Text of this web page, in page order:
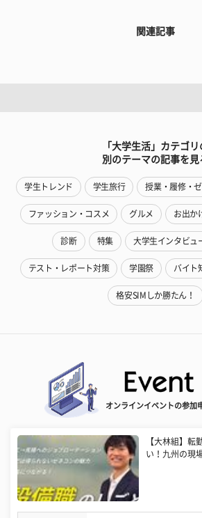
関連記事
「大学生活」カテゴリ
別のテーマの記事を見
学生トレンド 学生旅行 授業・履修・
ファッション・コスメ グルメ お出か
診断 特集 大学生インタビュ
テスト・レポート対策 学園祭 バイト
格安SIMしか勝たん！
オンラインイベントの参加
【大林組】転
い！九州の現